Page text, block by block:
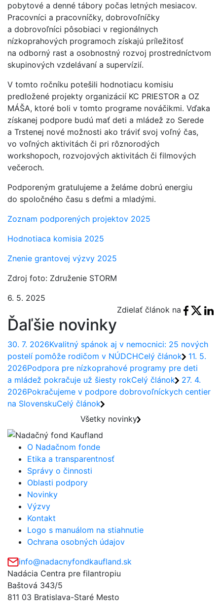
pobytové a denné tábory počas letných mesiacov.
Pracovníci a pracovníčky, dobrovoľníčky
a dobrovoľníci pôsobiaci v regionálnych
nízkoprahových programoch získajú príležitosť
na odborný rast a osobnostný rozvoj prostredníctvom
skupinových vzdelávaní a supervízií.
V tomto ročníku potešili hodnotiacu komisiu
predložené projekty organizácií KC PRIESTOR a OZ
MÁŠA, ktoré boli v tomto programe nováčikmi. Vďaka
získanej podpore budú mať deti a mládež zo Serede
a Trstenej nové možnosti ako tráviť svoj voľný čas,
vo voľných aktivitách či pri rôznorodých
workshopoch, rozvojových aktivitách či filmových
večeroch.
Podporeným gratulujeme a želáme dobrú energiu
do spoločného času s deťmi a mladými.
Zoznam podporených projektov 2025
Hodnotiaca komisia 2025
Znenie grantovej výzvy 2025
Zdroj foto: Združenie STORM
6. 5. 2025
Zdielať článok na
X Tweet
Ďaľšie novinky
30. 7. 2026Kvalitný spánok aj v nemocnici: 25 nových
postelí pomôže rodičom v NÚDCHCelý článok
11. 5.
2026Podpora pre nízkoprahové programy pre deti
a mládež pokračuje už šiesty rokCelý článok
27. 4.
2026Pokračujeme v podpore dobrovoľníckych centier
na SlovenskuCelý článok
Všetky novinky
O Nadačnom fonde
Etika a transparentnosť
Správy o činnosti
Oblasti podpory
Novinky
Výzvy
Kontakt
Logo s manuálom na stiahnutie
Ochrana osobných údajov
info@nadacnyfondkaufland.sk
Nadácia Centra pre filantropiu
Baštová 343/5
811 03 Bratislava-Staré Mesto